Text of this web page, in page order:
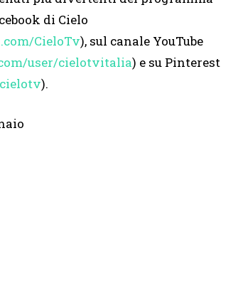
di Cielo
CieloTv), sul canale YouTube
user/cielotvitalia) e su Pinterest
).